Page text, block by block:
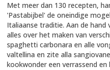
Met meer dan 130 recepten,
'Pastabijbel' de oneindige
Italiaanse traditie. Aan de
alles over het maken van
spaghetti carbonara en alle
valtellina en zite alla
kookwonder een verrassend en